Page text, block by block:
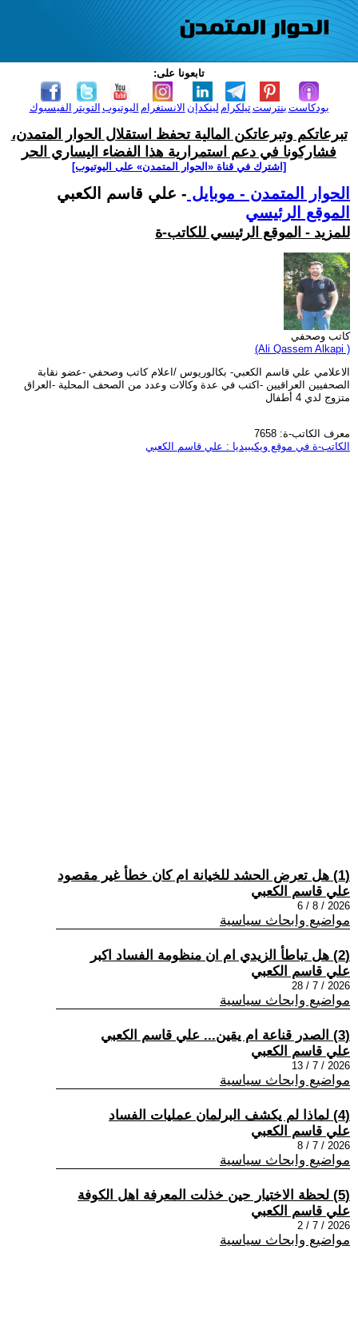
تابعونا على:
الفيسبوك التويتر اليوتيوب الانستغرام لينكدإن تيلكرامبنترست بودكاست
تبرعاتكم وتبرعاتكن المالية تحفظ استقلال الحوار المتمدن،
فشاركونا في دعم استمرارية هذا الفضاء اليساري الحر
[اشترك في قناة ‫«الحوار المتمدن» على اليوتيوب]
الحوار المتمدن - موبايل - علي قاسم الكعبي
الموقع الرئيسي
للمزيد - الموقع الرئيسي للكاتب-ة
كاتب وصحفي
(Ali Qassem Alkapi )
الاعلامي علي قاسم الكعبي- بكالوريوس /اعلام كاتب وصحفي -عضو نقابة
الصحفيين العراقيين -اكتب في عدة وكالات وعدد من الصحف المحلية -العراق
متزوج لدي 4 أطفال
معرف الكاتب-ة: 7658
الكاتب-ة في موقع ويكيبيديا : علي قاسم الكعبي
(1) هل تعرض الحشد للخيانة ام كان خطأ غير مقصود
علي قاسم الكعبي
2026 / 8 / 6
مواضيع وابحاث سياسية
(2) هل تباطأ الزيدي ام ان منظومة الفساد اكبر
علي قاسم الكعبي
2026 / 7 / 28
مواضيع وابحاث سياسية
(3) الصدر قناعة ام يقين... علي قاسم الكعبي
علي قاسم الكعبي
2026 / 7 / 13
مواضيع وابحاث سياسية
(4) لماذا لم يكشف البرلمان عمليات الفساد
علي قاسم الكعبي
2026 / 7 / 8
مواضيع وابحاث سياسية
(5) لحظة الاختيار حين خذلت المعرفة اهل الكوفة
علي قاسم الكعبي
2026 / 7 / 2
مواضيع وابحاث سياسية